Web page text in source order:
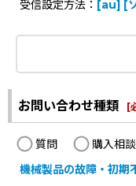
受信設定方法： [au] [
お問い合わせ種類 [
質問 購入相談
機械製品の故障・初期